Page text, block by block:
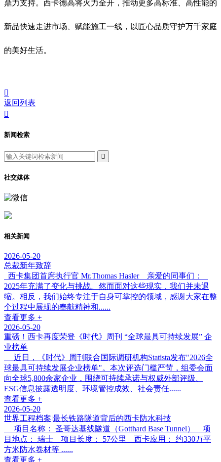
鼎力支持。西卡德高将火力全开，推动更多高标准、高性能的
新品快速走进市场、赋能施工一线，以匠心品质守护万千家庭
的美好生活。

返回列表

新闻检索

社交媒体
相关新闻
2026-05-20
总裁新年致辞
西卡集团首席执行官 Mr.Thomas Hasler 亲爱的同事们：
2025年充满了变化与挑战。然而面对这些现实，我们并未退
缩。相反，我们始终专注于自身可掌控的领域，感谢大家在整
个过程中展现的奉献精神和......
查看更多 +
2026-05-20
重磅！西卡再度荣登《时代》周刊 “全球最具可持续发展” 企
业榜单
近日，《时代》周刊联合国际调研机构Statista发布"2026全
球最具可持续发展企业榜单"。本次评选门槛严苛，组委会面
向全球5,800余家企业，围绕可持续承诺与权威外部评级、
ESG信息披露透明度、环境管控成效、社会责任......
查看更多 +
2026-05-20
世界工程档案|最长铁路隧道背后的西卡防水科技
项目名称： 圣哥达基线隧道（Gotthard Base Tunnel） 项
目地点： 瑞士 项目长度： 57公里 西卡应用： 约330万平
方米防水卷材等 ......
查看更多 +